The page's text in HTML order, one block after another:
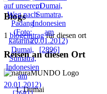
Blogs
1 blogeintragfür diesen ort
Reisen an diesen Ort
Dumai